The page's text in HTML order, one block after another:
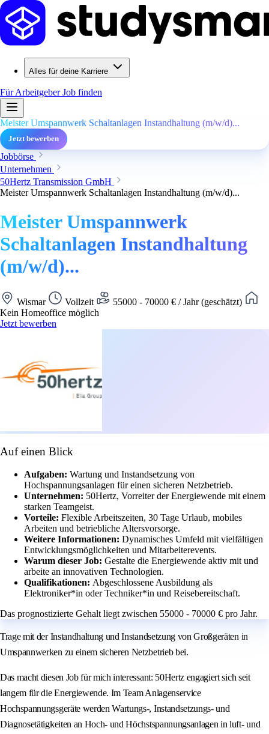
Alles für deine Karriere
Für ArbeitgeberJob finden
Meister Umspannwerk Schaltanlagen Instandhaltung (m/w/d)...
Jetzt bewerben
Jobbörse
Unternehmen
50Hertz Transmission GmbH
Meister Umspannwerk Schaltanlagen Instandhaltung (m/w/d)...
Meister Umspannwerk
Schaltanlagen Instandhaltung
(m/w/d)...
Wismar Vollzeit
55000 - 70000 € / Jahr (geschätzt)
Kein Homeoffice möglich
Jetzt bewerben
Auf einen Blick
Aufgaben: Wartung und Instandsetzung von
Hochspannungsanlagen für einen sicheren Netzbetrieb.
Unternehmen: 50Hertz, Vorreiter der Energiewende mit einem
starken Teamgeist.
Vorteile: Flexible Arbeitszeiten, 30 Tage Urlaub, mobiles
Arbeiten und betriebliche Altersvorsorge.
Weitere Informationen: Dynamisches Umfeld mit vielfältigen
Entwicklungsmöglichkeiten und Mitarbeiterevents.
Warum dieser Job: Gestalte die Energiewende aktiv mit und
arbeite an innovativen Technologien.
Qualifikationen: Abgeschlossene Ausbildung als
Elektroniker*in oder Techniker*in und Reisebereitschaft.
Das prognostizierte Gehalt liegt zwischen 55000 - 70000 € pro Jahr.
Trage mit der Instandhaltung und Instandsetzung von Großgeräten in
Umspannwerken zu einem sicheren Netzbetrieb bei.
Das macht diesen Job für mich interessant: 50Hertz engagiert sich seit
langem für die Energiewende. Im Team Anlagenservice
Hochspannungsgeräte werden Wartungs-, Instandsetzungs- und
Diagnosetätigkeiten an Hoch‑ und Höchstspannungsanlagen in luft‑ und